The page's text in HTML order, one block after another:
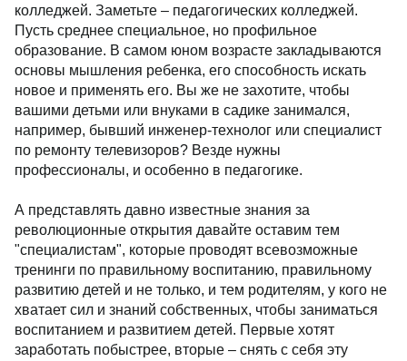
колледжей. Заметьте – педагогических колледжей.
Пусть среднее специальное, но профильное
образование. В самом юном возрасте закладываются
основы мышления ребенка, его способность искать
новое и применять его. Вы же не захотите, чтобы
вашими детьми или внуками в садике занимался,
например, бывший инженер-технолог или специалист
по ремонту телевизоров? Везде нужны
профессионалы, и особенно в педагогике.
А представлять давно известные знания за
революционные открытия давайте оставим тем
"специалистам", которые проводят всевозможные
тренинги по правильному воспитанию, правильному
развитию детей и не только, и тем родителям, у кого не
хватает сил и знаний собственных, чтобы заниматься
воспитанием и развитием детей. Первые хотят
заработать побыстрее, вторые – снять с себя эту